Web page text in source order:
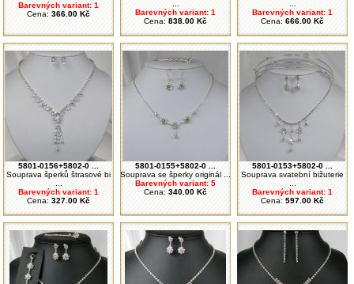
Barevných variant: 1
Cena: 366.00 Kč
Barevných variant: 1
Cena: 838.00 Kč
Barevných variant: 1
Cena: 666.00 Kč
5801-0156+5802-0 ...
Souprava šperků štrasové bi
Barevných variant: 1
Cena: 327.00 Kč
5801-0155+5802-0 ...
Souprava se šperky originál ...
Barevných variant: 5
Cena: 340.00 Kč
5801-0153+5802-0 ...
Souprava svatební bižuterie
Barevných variant: 1
Cena: 597.00 Kč